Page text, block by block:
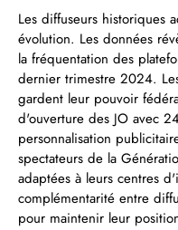
Les diffuseurs historiques
évolution. Les données
la fréquentation des
dernier trimestre 2024.
gardent leur pouvoir
d'ouverture des JO avec
personnalisation
spectateurs de la
adaptées à leurs centres
complémentarité entre
pour maintenir leur